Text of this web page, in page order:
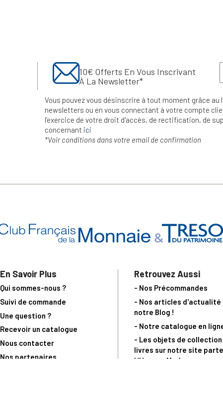
10€ Offerts En Vous Inscrivant
À La Newsletter*
Vous pouvez vous désinscrire à tout moment grâce au
newsletters ou en vous connectant à votre compte
l’exercice de votre droit d'accès, de rectification, de
concernant ici
*Voir conditions dans votre email de confirmation
En Savoir Plus
Qui sommes-nous ?
Suivi de commande
Une question ?
Recevoir un catalogue
Nous contacter
Nos partenaires
Retrouvez Aussi
- Nos Précommandes
- Nos articles d'actualité
notre Blog !
- Notre catalogue en
- Les objets de collection
livres sur notre site
L’Homme Moderne